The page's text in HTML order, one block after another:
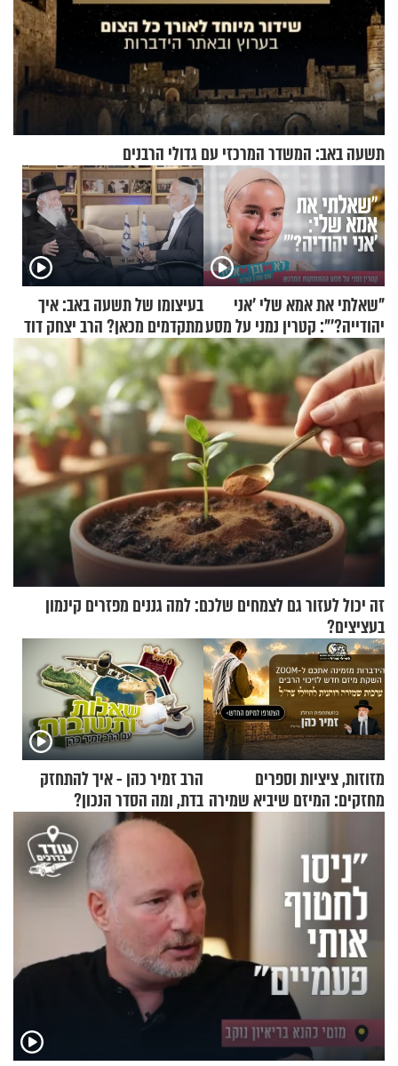
תשעה באב: המשדר המרכזי עם גדולי הרבנים
"שאלתי את אמא שלי 'אני
יהודייה?'": קטרין נמני על מסע
ההתחזקות המרגש
בעיצומו של תשעה באב: איך
מתקדמים מכאן? הרב יצחק דוד
גרוסמן בשיחה מיוחדת
זה יכול לעזור גם לצמחים שלכם: למה גננים מפזרים קינמון
בעציצים?
מזוזות, ציציות וספרים
מחזקים: המיזם שיביא שמירה
הרב זמיר כהן - איך להתחזק
בדת, ומה הסדר הנכון?